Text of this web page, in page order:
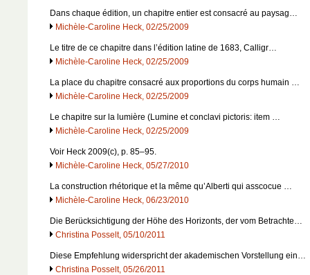
Dans chaque édition, un chapitre entier est consacré au paysag…
Michèle-Caroline Heck, 02/25/2009
Le titre de ce chapitre dans l’édition latine de 1683, Calligr…
Michèle-Caroline Heck, 02/25/2009
La place du chapitre consacré aux proportions du corps humain …
Michèle-Caroline Heck, 02/25/2009
Le chapitre sur la lumière (Lumine et conclavi pictoris: item …
Michèle-Caroline Heck, 02/25/2009
Voir Heck 2009(c), p. 85–95.
Michèle-Caroline Heck, 05/27/2010
La construction rhétorique et la même qu’Alberti qui asscocue …
Michèle-Caroline Heck, 06/23/2010
Die Berücksichtigung der Höhe des Horizonts, der vom Betrachte…
Christina Posselt, 05/10/2011
Diese Empfehlung widerspricht der akademischen Vorstellung ein…
Christina Posselt, 05/26/2011